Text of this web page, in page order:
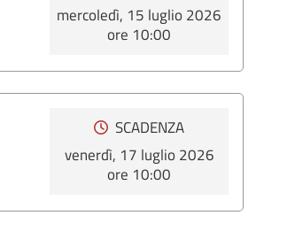
mercoledì, 15 luglio 2026
ore 10:00
SCADENZA
venerdì, 17 luglio 2026
ore 10:00